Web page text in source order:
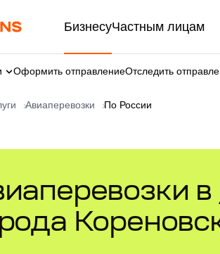
БизнесуЧастным лицам
Оформить отправлениеОтследить
Авиаперевозки По России
в